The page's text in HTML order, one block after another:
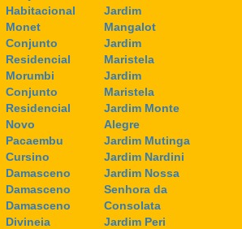
Habitacional
Monet
Conjunto
Residencial
Morumbi
Conjunto
Residencial
Novo
Pacaembu
Cursino
Damasceno
Damasceno
Damasceno
Divineia
Jardim
Mangalot
Jardim
Maristela
Jardim
Maristela
Jardim Monte
Alegre
Jardim Mutinga
Jardim Nardini
Jardim Nossa
Senhora da
Consolata
Jardim Peri